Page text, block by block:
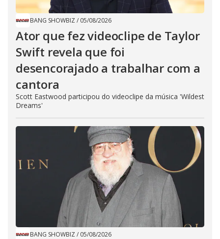
BANG SHOWBIZ / 05/08/2026
Ator que fez videoclipe de Taylor
Swift revela que foi
desencorajado a trabalhar com a
cantora
Scott Eastwood participou do videoclipe da música 'Wildest
Dreams'
BANG SHOWBIZ / 05/08/2026